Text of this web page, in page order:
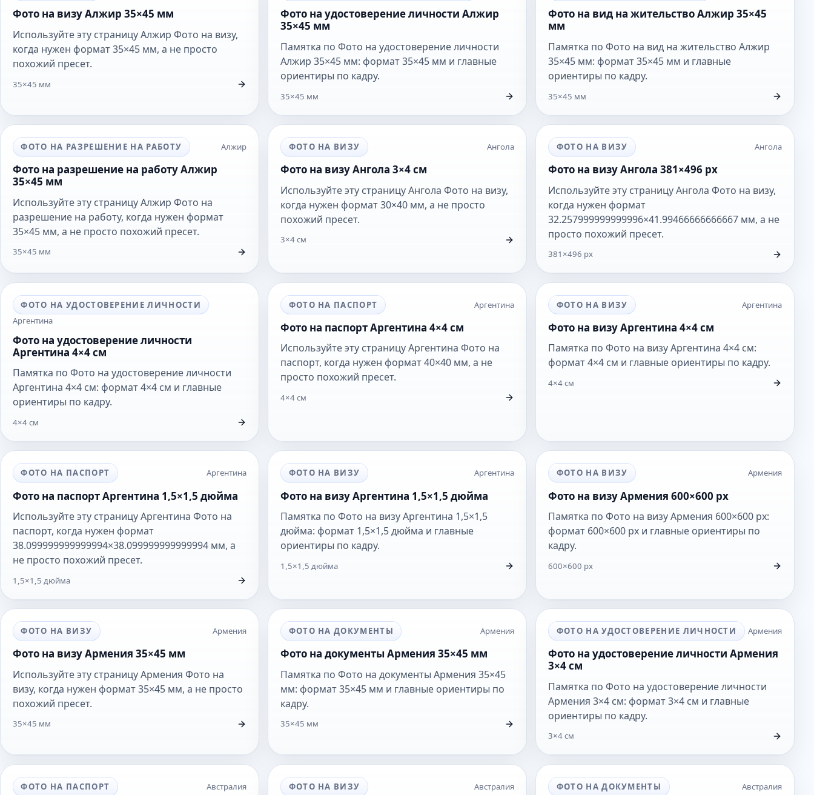
Фото на визу Алжир 35×45 мм
Используйте эту страницу Алжир Фото на визу,
когда нужен формат 35×45 мм, а не просто
похожий пресет.
Фото на удостоверение личности Алжир
35×45 мм
Памятка по Фото на удостоверение личности
Алжир 35×45 мм: формат 35×45 мм и главные
ориентиры по кадру.
Фото на вид на жительство Алжир 35×45
мм
Памятка по Фото на вид на жительство Алжир
35×45 мм: формат 35×45 мм и главные
ориентиры по кадру.
ФОТО НА РАЗРЕШЕНИЕ НА РАБОТУ
Фото на разрешение на работу Алжир
35×45 мм
Используйте эту страницу Алжир Фото на
разрешение на работу, когда нужен формат
35×45 мм, а не просто похожий пресет.
ФОТО НА ВИЗУ
Фото на визу Ангола 3×4 см
Используйте эту страницу Ангола Фото на визу,
когда нужен формат 30×40 мм, а не просто
похожий пресет.
ФОТО НА ВИЗУ
Фото на визу Ангола 381×496 px
Используйте эту страницу Ангола Фото на визу,
когда нужен формат
32.257999999999996×41.99466666666667 мм, а не
просто похожий пресет.
ФОТО НА УДОСТОВЕРЕНИЕ ЛИЧНОСТИ
Аргентина
Фото на удостоверение личности
Аргентина 4×4 см
Памятка по Фото на удостоверение личности
Аргентина 4×4 см: формат 4×4 см и главные
ориентиры по кадру.
ФОТО НА ПАСПОРТ
Фото на паспорт Аргентина 4×4 см
Используйте эту страницу Аргентина Фото на
паспорт, когда нужен формат 40×40 мм, а не
просто похожий пресет.
ФОТО НА ВИЗУ
Фото на визу Аргентина 4×4 см
Памятка по Фото на визу Аргентина 4×4 см:
формат 4×4 см и главные ориентиры по кадру.
ФОТО НА ПАСПОРТ
Фото на паспорт Аргентина 1,5×1,5 дюйма
Используйте эту страницу Аргентина Фото на
паспорт, когда нужен формат
38.099999999999994×38.099999999999994 мм, а
не просто похожий пресет.
ФОТО НА ВИЗУ
Фото на визу Аргентина 1,5×1,5 дюйма
Памятка по Фото на визу Аргентина 1,5×1,5
дюйма: формат 1,5×1,5 дюйма и главные
ориентиры по кадру.
ФОТО НА ВИЗУ
Фото на визу Армения 600×600 px
Памятка по Фото на визу Армения 600×600 px:
формат 600×600 px и главные ориентиры по
кадру.
ФОТО НА ВИЗУ
Фото на визу Армения 35×45 мм
Используйте эту страницу Армения Фото на
визу, когда нужен формат 35×45 мм, а не просто
похожий пресет.
ФОТО НА ДОКУМЕНТЫ
Фото на документы Армения 35×45 мм
Памятка по Фото на документы Армения 35×45
мм: формат 35×45 мм и главные ориентиры по
кадру.
ФОТО НА УДОСТОВЕРЕНИЕ ЛИЧНОСТИ
Фото на удостоверение личности Армения
3×4 см
Памятка по Фото на удостоверение личности
Армения 3×4 см: формат 3×4 см и главные
ориентиры по кадру.
ФОТО НА ПАСПОРТ ФОТО НА ВИЗУ ФОТО НА ДОКУМЕНТЫ